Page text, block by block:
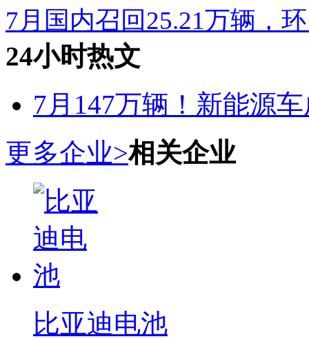
7月国内召回25.21万辆，
24小时热文
7月147万辆！新能源
更多企业>相关企业
比亚迪电池